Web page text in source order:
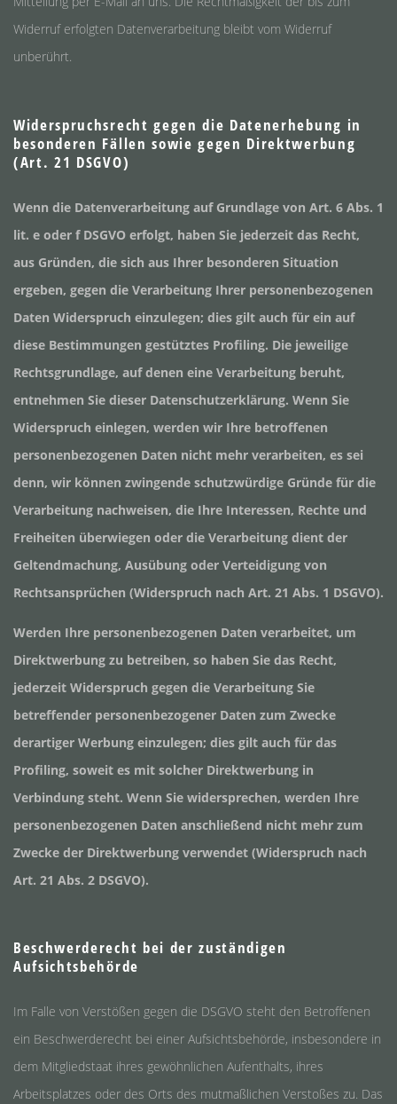
Widerruf erfolgten Datenverarbeitung bleibt vom Widerruf
unberührt.
Widerspruchsrecht gegen die Datenerhebung in
besonderen Fällen sowie gegen Direktwerbung
(Art. 21 DSGVO)
Wenn die Datenverarbeitung auf Grundlage von Art. 6 Abs. 1
lit. e oder f DSGVO erfolgt, haben Sie jederzeit das Recht,
aus Gründen, die sich aus Ihrer besonderen Situation
ergeben, gegen die Verarbeitung Ihrer personenbezogenen
Daten Widerspruch einzulegen; dies gilt auch für ein auf
diese Bestimmungen gestütztes Profiling. Die jeweilige
Rechtsgrundlage, auf denen eine Verarbeitung beruht,
entnehmen Sie dieser Datenschutzerklärung. Wenn Sie
Widerspruch einlegen, werden wir Ihre betroffenen
personenbezogenen Daten nicht mehr verarbeiten, es sei
denn, wir können zwingende schutzwürdige Gründe für die
Verarbeitung nachweisen, die Ihre Interessen, Rechte und
Freiheiten überwiegen oder die Verarbeitung dient der
Geltendmachung, Ausübung oder Verteidigung von
Rechtsansprüchen (Widerspruch nach Art. 21 Abs. 1 DSGVO).
Werden Ihre personenbezogenen Daten verarbeitet, um
Direktwerbung zu betreiben, so haben Sie das Recht,
jederzeit Widerspruch gegen die Verarbeitung Sie
betreffender personenbezogener Daten zum Zwecke
derartiger Werbung einzulegen; dies gilt auch für das
Profiling, soweit es mit solcher Direktwerbung in
Verbindung steht. Wenn Sie widersprechen, werden Ihre
personenbezogenen Daten anschließend nicht mehr zum
Zwecke der Direktwerbung verwendet (Widerspruch nach
Art. 21 Abs. 2 DSGVO).
Beschwerderecht bei der zuständigen
Aufsichtsbehörde
Im Falle von Verstößen gegen die DSGVO steht den Betroffenen
ein Beschwerderecht bei einer Aufsichtsbehörde, insbesondere in
dem Mitgliedstaat ihres gewöhnlichen Aufenthalts, ihres
Arbeitsplatzes oder des Orts des mutmaßlichen Verstoßes zu. Das